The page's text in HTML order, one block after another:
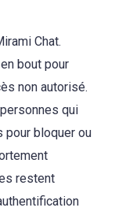
Chat.
bout pour
non autorisé.
qui
pour bloquer ou
restent